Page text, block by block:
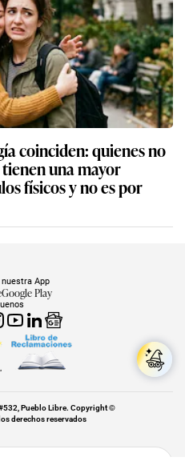
coinciden: quienes no
una mayor
físicos y no es por
App
Google Play
Pueblo Libre. Copyright ©
derechos reservados